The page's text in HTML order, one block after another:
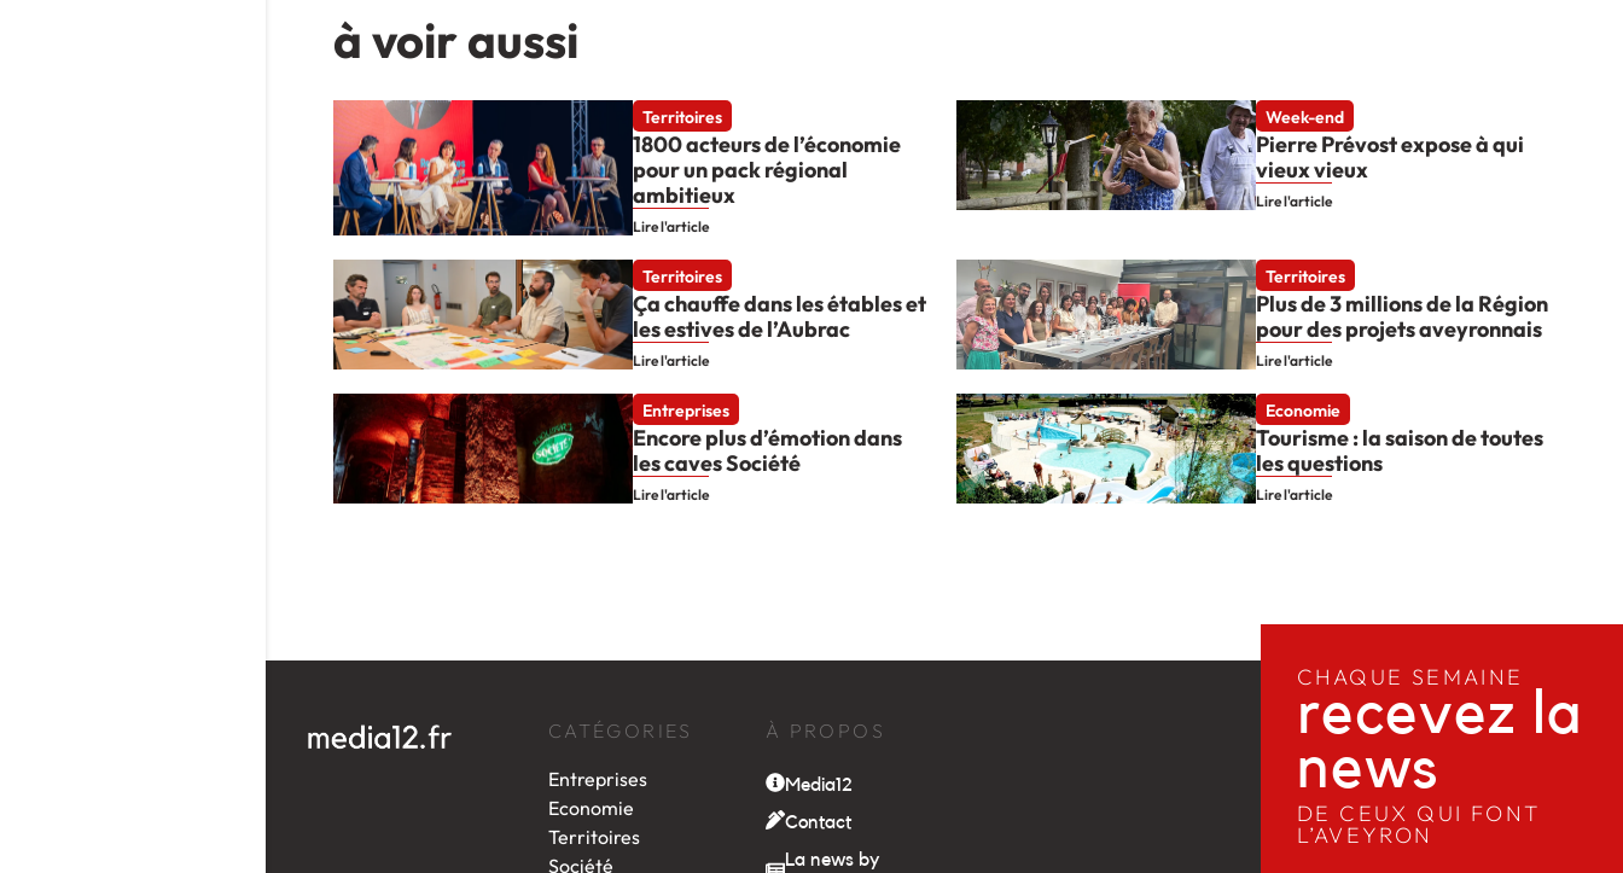
à voir aussi
Territoires
1800 acteurs de l’économie
pour un pack régional
ambitieux
Lire l'article
Week-end
Pierre Prévost expose à qui
vieux vieux
Lire l'article
Territoires
Ça chauffe dans les étables et
les estives de l’Aubrac
Lire l'article
Territoires
Plus de 3 millions de la Région
pour des projets aveyronnais
Lire l'article
Entreprises
Encore plus d’émotion dans
les caves Société
Lire l'article
Economie
Tourisme : la saison de toutes
les questions
Lire l'article
CATÉGORIES
Entreprises
Economie
Territoires
Société
À PROPOS
Media12
Contact
La news by
CHAQUE SEMAINE
recevez la
news​
DE CEUX QUI FONT
L’AVEYRON